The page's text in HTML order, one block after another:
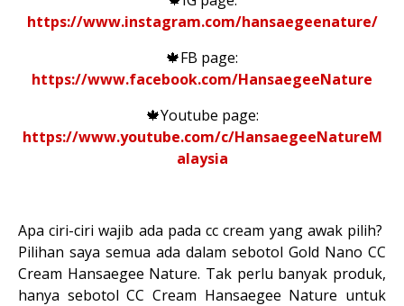
https://www.instagram.com/hansaegeenature/
🍁FB page:
https://www.facebook.com/HansaegeeNature
🍁Youtube page:
https://www.youtube.com/c/HansaegeeNatureM
alaysia
Apa ciri-ciri wajib ada pada cc cream yang awak pilih?
Pilihan saya semua ada dalam sebotol Gold Nano CC
Cream Hansaegee Nature. Tak perlu banyak produk,
hanya sebotol CC Cream Hansaegee Nature untuk